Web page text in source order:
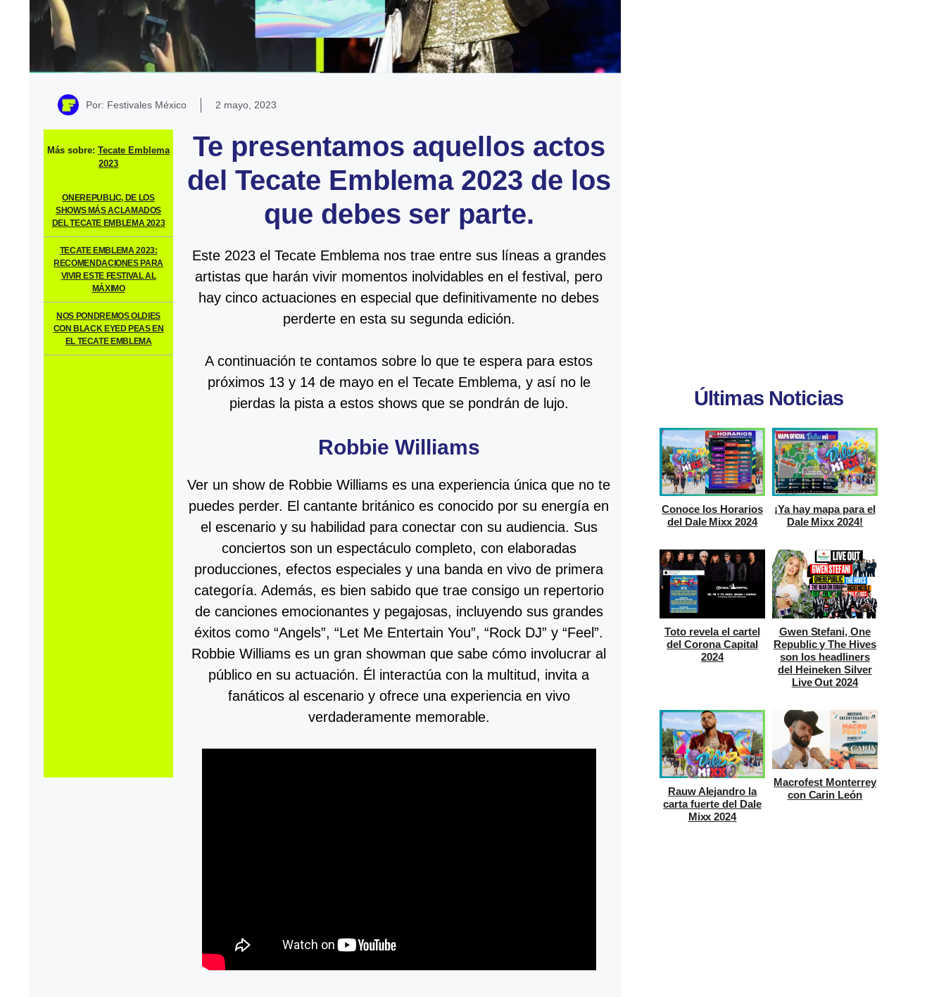
Por: Festivales México 2 mayo, 2023
Más sobre:Tecate Emblema
2023
ONEREPUBLIC, DE LOS
SHOWS MÁS ACLAMADOS
DEL TECATE EMBLEMA 2023
TECATE EMBLEMA 2023:
RECOMENDACIONES PARA
VIVIR ESTE FESTIVAL AL
MÁXIMO
NOS PONDREMOS OLDIES
CON BLACK EYED PEAS EN
EL TECATE EMBLEMA
Te presentamos aquellos actos
del Tecate Emblema 2023 de los
que debes ser parte.
Este 2023 el Tecate Emblema nos trae entre sus líneas a grandes
artistas que harán vivir momentos inolvidables en el festival, pero
hay cinco actuaciones en especial que definitivamente no debes
perderte en esta su segunda edición.
A continuación te contamos sobre lo que te espera para estos
próximos 13 y 14 de mayo en el Tecate Emblema, y así no le
pierdas la pista a estos shows que se pondrán de lujo.
Robbie Williams
Ver un show de Robbie Williams es una experiencia única que no te
puedes perder. El cantante británico es conocido por su energía en
el escenario y su habilidad para conectar con su audiencia. Sus
conciertos son un espectáculo completo, con elaboradas
producciones, efectos especiales y una banda en vivo de primera
categoría. Además, es bien sabido que trae consigo un repertorio
de canciones emocionantes y pegajosas, incluyendo sus grandes
éxitos como “Angels”, “Let Me Entertain You”, “Rock DJ” y “Feel”.
Robbie Williams es un gran showman que sabe cómo involucrar al
público en su actuación. Él interactúa con la multitud, invita a
fanáticos al escenario y ofrece una experiencia en vivo
verdaderamente memorable.
Últimas Noticias
Conoce los Horarios
del Dale Mixx 2024
¡Ya hay mapa para el
Dale Mixx 2024!
Toto revela el cartel
del Corona Capital
2024
Gwen Stefani, One
Republic y The Hives
son los headliners
del Heineken Silver
Live Out 2024
Rauw Alejandro la
carta fuerte del Dale
Mixx 2024
Macrofest Monterrey
con Carin León